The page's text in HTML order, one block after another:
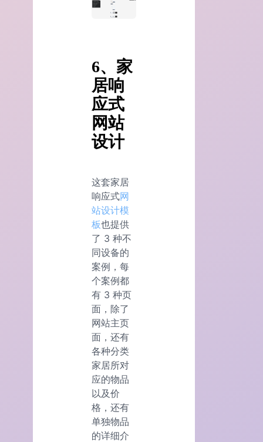
6、家
居响
应式
网站
设计
这套家居
响应式网
站设计模
板也提供
了 3 种不
同设备的
案例，每
个案例都
有 3 种页
面，除了
网站主页
面，还有
各种分类
家居所对
应的物品
以及价
格，还有
单独物品
的详细介